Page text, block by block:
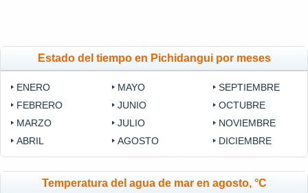
Estado del tiempo en Pichidangui por meses
ENERO
FEBRERO
MARZO
ABRIL
MAYO
JUNIO
JULIO
AGOSTO
SEPTIEMBRE
OCTUBRE
NOVIEMBRE
DICIEMBRE
Temperatura del agua de mar en agosto, °C